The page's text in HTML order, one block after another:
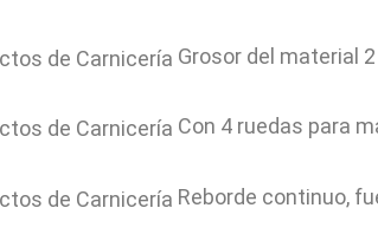
Grosor del material
Con 4 ruedas para
Reborde continuo,